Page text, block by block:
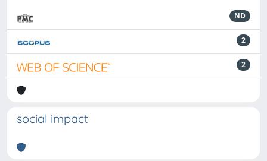
ND
2
2
social impact